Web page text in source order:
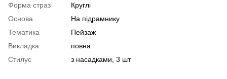
Форма страз
Круглі
Основа
На підрамнику
Тематика
Пейзаж
Викладка
повна
Стилус
з насадками, 3 шт